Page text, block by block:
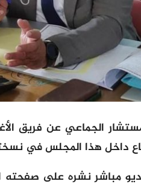
الجماعي عن فريق
داخل هذا المجلس في نسخته
مباشر نشره على صفحته